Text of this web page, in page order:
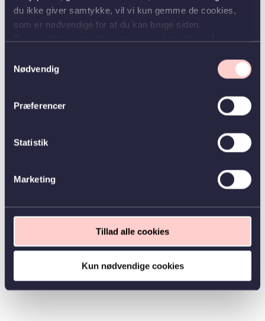
du ikke giver samtykke, vil vi kun gemme de cookies,
som er nødvendige for at du kan bruge siden.
Nødvendig
Præferencer
Statistik
Marketing
Tillad alle cookies
Kun nødvendige cookies